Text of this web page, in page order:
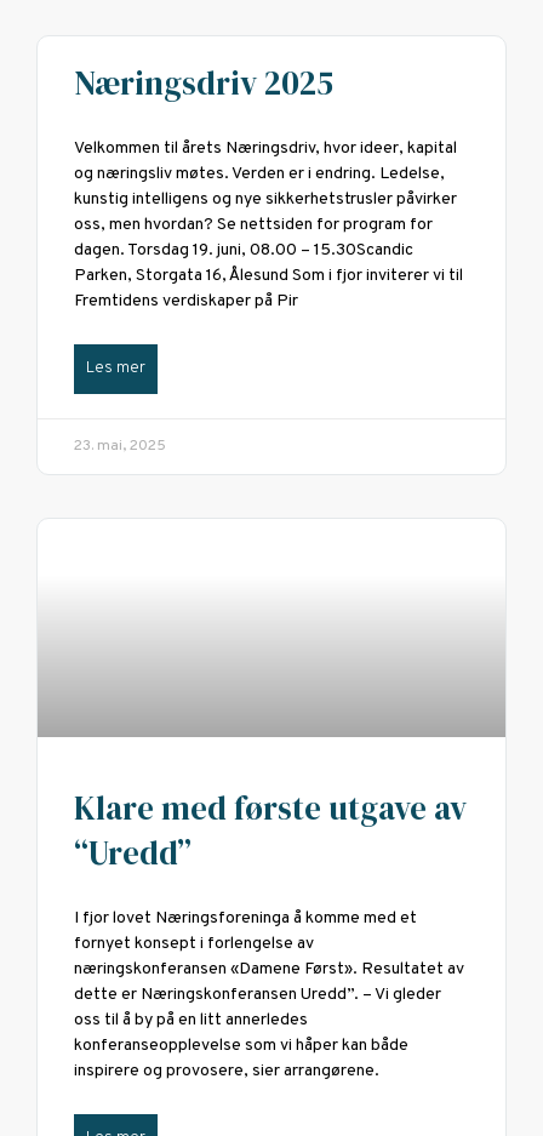
Næringsdriv 2025
Velkommen til årets Næringsdriv, hvor ideer, kapital
og næringsliv møtes. Verden er i endring. Ledelse,
kunstig intelligens og nye sikkerhetstrusler påvirker
oss, men hvordan? Se nettsiden for program for
dagen. Torsdag 19. juni, 08.00 – 15.30Scandic
Parken, Storgata 16, Ålesund Som i fjor inviterer vi til
Fremtidens verdiskaper på Pir
Les mer
23. mai, 2025
Klare med første utgave av
“Uredd”
I fjor lovet Næringsforeninga å komme med et
fornyet konsept i forlengelse av
næringskonferansen «Damene Først». Resultatet av
dette er Næringskonferansen Uredd”. – Vi gleder
oss til å by på en litt annerledes
konferanseopplevelse som vi håper kan både
inspirere og provosere, sier arrangørene.